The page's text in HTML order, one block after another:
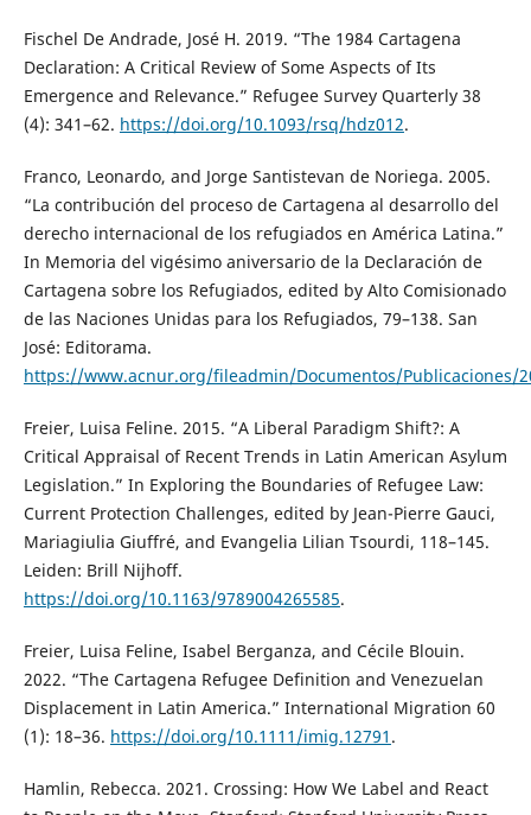
Fischel De Andrade, José H. 2019. “The 1984 Cartagena
Declaration: A Critical Review of Some Aspects of Its
Emergence and Relevance.” Refugee Survey Quarterly 38
(4): 341–62. https://doi.org/10.1093/rsq/hdz012.
Franco, Leonardo, and Jorge Santistevan de Noriega. 2005.
“La contribución del proceso de Cartagena al desarrollo del
derecho internacional de los refugiados en América Latina.”
In Memoria del vigésimo aniversario de la Declaración de
Cartagena sobre los Refugiados, edited by Alto Comisionado
de las Naciones Unidas para los Refugiados, 79–138. San
José: Editorama.
https://www.acnur.org/fileadmin/Documentos/Publicaciones/
Freier, Luisa Feline. 2015. “A Liberal Paradigm Shift?: A
Critical Appraisal of Recent Trends in Latin American Asylum
Legislation.” In Exploring the Boundaries of Refugee Law:
Current Protection Challenges, edited by Jean-Pierre Gauci,
Mariagiulia Giuffré, and Evangelia Lilian Tsourdi, 118–145.
Leiden: Brill Nijhoff.
https://doi.org/10.1163/9789004265585.
Freier, Luisa Feline, Isabel Berganza, and Cécile Blouin.
2022. “The Cartagena Refugee Definition and Venezuelan
Displacement in Latin America.” International Migration 60
(1): 18–36. https://doi.org/10.1111/imig.12791 .
Hamlin, Rebecca. 2021. Crossing: How We Label and React